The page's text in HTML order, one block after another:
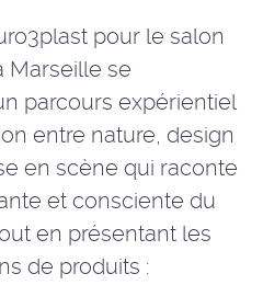
pour le salon
Marseille se
parcours expérientiel
entre nature, design
en scène qui raconte
et consciente du
en présentant les
de produits :